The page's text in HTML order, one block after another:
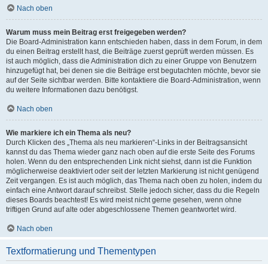
Nach oben
Warum muss mein Beitrag erst freigegeben werden?
Die Board-Administration kann entschieden haben, dass in dem Forum, in dem
du einen Beitrag erstellt hast, die Beiträge zuerst geprüft werden müssen. Es
ist auch möglich, dass die Administration dich zu einer Gruppe von Benutzern
hinzugefügt hat, bei denen sie die Beiträge erst begutachten möchte, bevor sie
auf der Seite sichtbar werden. Bitte kontaktiere die Board-Administration, wenn
du weitere Informationen dazu benötigst.
Nach oben
Wie markiere ich ein Thema als neu?
Durch Klicken des „Thema als neu markieren“-Links in der Beitragsansicht
kannst du das Thema wieder ganz nach oben auf die erste Seite des Forums
holen. Wenn du den entsprechenden Link nicht siehst, dann ist die Funktion
möglicherweise deaktiviert oder seit der letzten Markierung ist nicht genügend
Zeit vergangen. Es ist auch möglich, das Thema nach oben zu holen, indem du
einfach eine Antwort darauf schreibst. Stelle jedoch sicher, dass du die Regeln
dieses Boards beachtest! Es wird meist nicht gerne gesehen, wenn ohne
triftigen Grund auf alte oder abgeschlossene Themen geantwortet wird.
Nach oben
Textformatierung und Thementypen